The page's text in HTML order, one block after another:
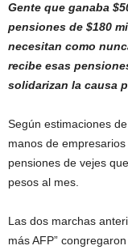
Gente que ganaba
pensiones de $180
necesitan como
recibe esas
solidarizan la causa
Según estimaciones
manos de
pensiones de vejes
pesos al mes.
Las dos marchas
más AFP”